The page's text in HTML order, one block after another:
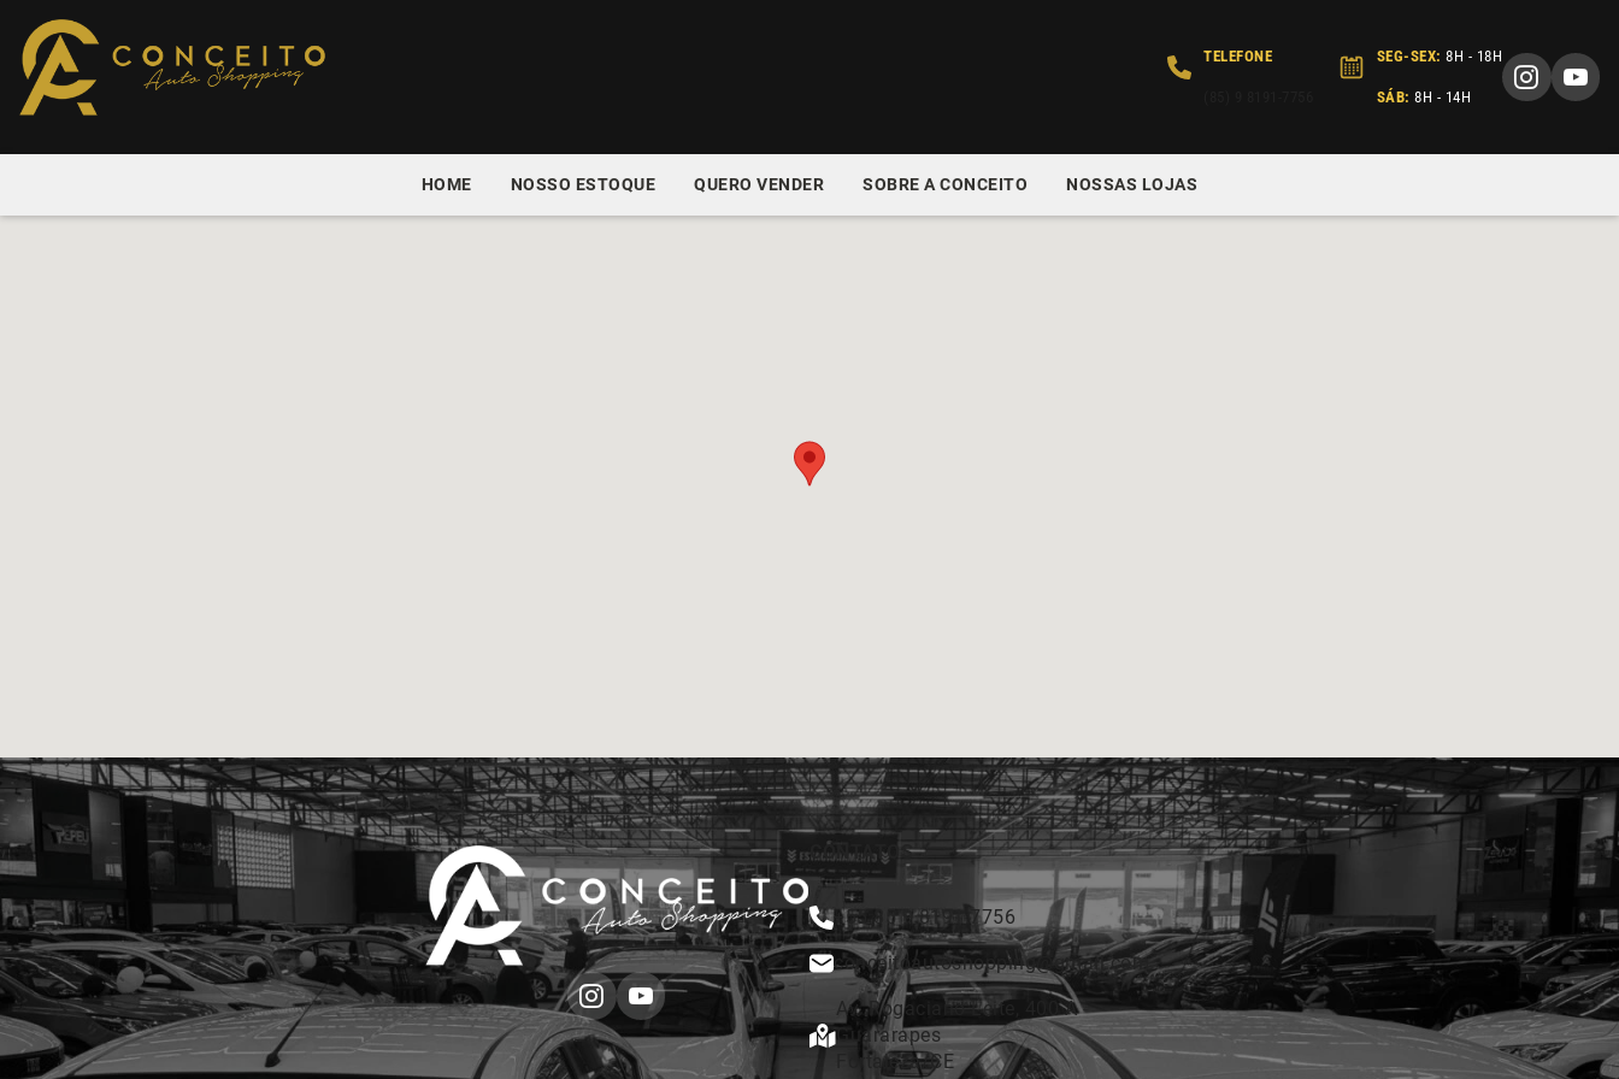
TELEFONE SEG-SEX: 8H - 18H
SÁB: 8H - 14H
HOME NOSSO ESTOQUE QUERO VENDER SOBRE A CONCEITO NOSSAS LOJAS
CONTATOS
+55 85 9 8191.7756
conceitoautoshopping@gmail.com
Av. Rogaciano Leite, 400 A -
Guararapes
Fortaleza/CE